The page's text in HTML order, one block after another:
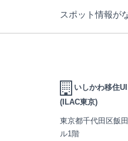
スポット情報が
いしかわ移住
(ILAC東京)
東京都千代田区飯
ル1階